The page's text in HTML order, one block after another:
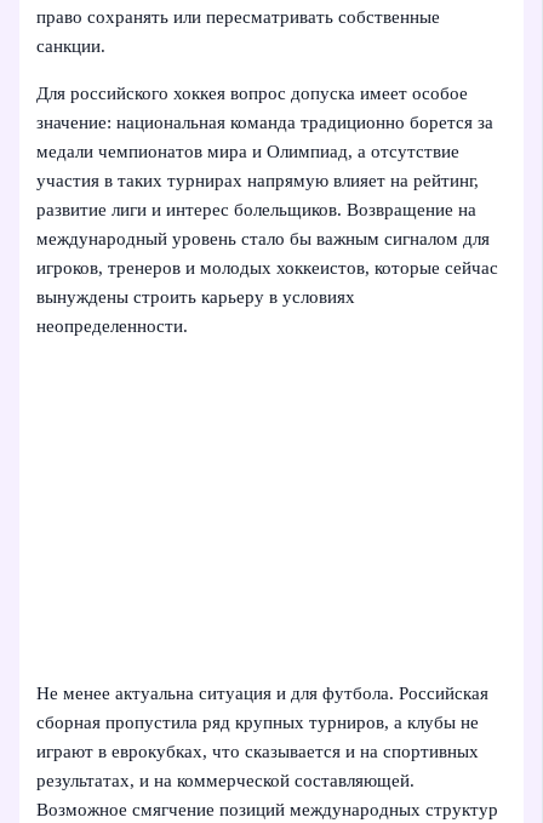
право сохранять или пересматривать собственные
санкции.
Для российского хоккея вопрос допуска имеет особое
значение: национальная команда традиционно борется за
медали чемпионатов мира и Олимпиад, а отсутствие
участия в таких турнирах напрямую влияет на рейтинг,
развитие лиги и интерес болельщиков. Возвращение на
международный уровень стало бы важным сигналом для
игроков, тренеров и молодых хоккеистов, которые сейчас
вынуждены строить карьеру в условиях
неопределенности.
Не менее актуальна ситуация и для футбола. Российская
сборная пропустила ряд крупных турниров, а клубы не
играют в еврокубках, что сказывается и на спортивных
результатах, и на коммерческой составляющей.
Возможное смягчение позиций международных структур